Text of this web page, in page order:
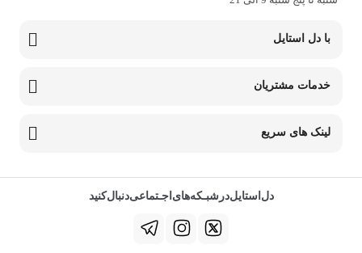
با دل استایل
خدمات مشتریان
لینک های سریع
دل‌استایل‌در‌‌شبـکه‌های‌اجـتماعی‌دنبال‌کنید